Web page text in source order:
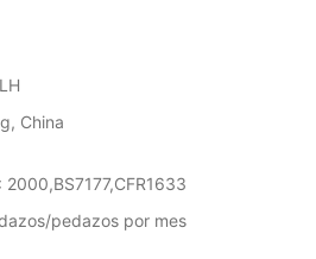
China
2000,BS7177,CFR1633
pedazos por mes